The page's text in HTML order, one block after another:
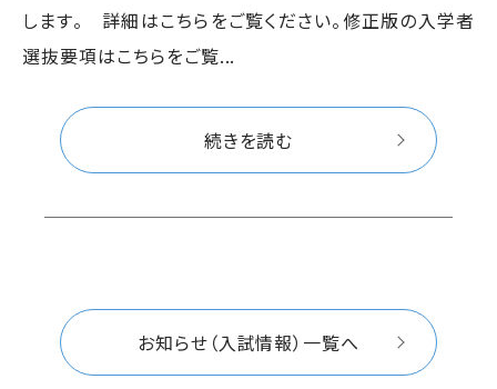
します。 詳細はこちらをご覧ください。修正版の入学者
選抜要項はこちらをご覧...
続きを読む
お知らせ（入試情報）一覧へ